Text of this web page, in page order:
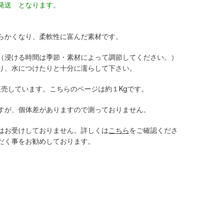
送 となります。
くなり、柔軟性に富んだ素材です。
ける時間は季節・素材によって調節してください。）
水につけたりと十分に濡らして下さい。
しています。こちらのページは約１Kgです。
、個体差がありますので測っておりません。
受けしておりません。詳しくはこちらをご確認くださ
事をお勧めしております。